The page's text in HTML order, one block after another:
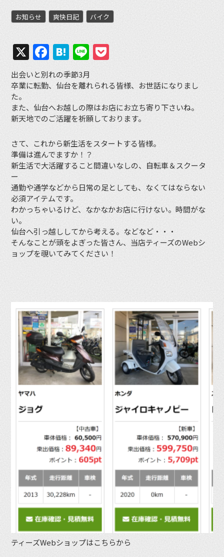
お知らせ 爽快日記 バイク
X Facebook
Hatena
Line
出会いと別れの季節3月
卒業に転勤、仙台を離れられる皆様、お世話になりまし
た。
また、仙台へお越しの際はお店にお立ち寄り下さいね。
新天地でのご活躍を祈願しております。
さて、これから新生活をスタートする皆様。
準備は進んでますか！？
新生活で大活躍すること間違いなしの、自転車＆スクータ
ー
通勤や通学などから日常の足としても、なくてはならない
必須アイテムです。
わかっちゃいるけど、なかなかお店に行けない。時間がな
い。
仙台へ引っ越ししてから考える。などなど・・・
そんなことが頭をよぎった皆さん、当店ティーズのWebシ
ョップを覗いてみてください！
ティーズWebショップはこちらから